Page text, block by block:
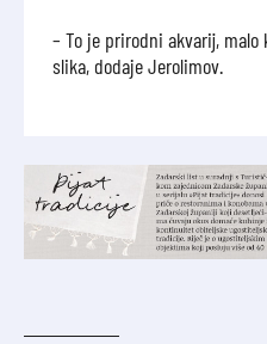
– To je prirodni akvarij,
slika, dodaje Jerolimov.